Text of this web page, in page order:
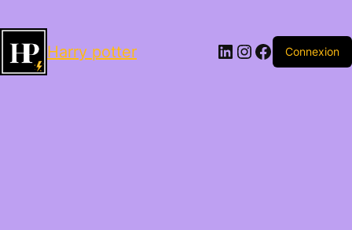
Harry potter LinkedIn
Instagram
Facebook
Connexion